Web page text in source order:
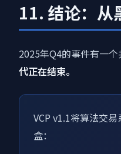
11. 结论：从
2025年Q4的事件有一个
代正在结束。
VCP v1.1将算法交
盒：